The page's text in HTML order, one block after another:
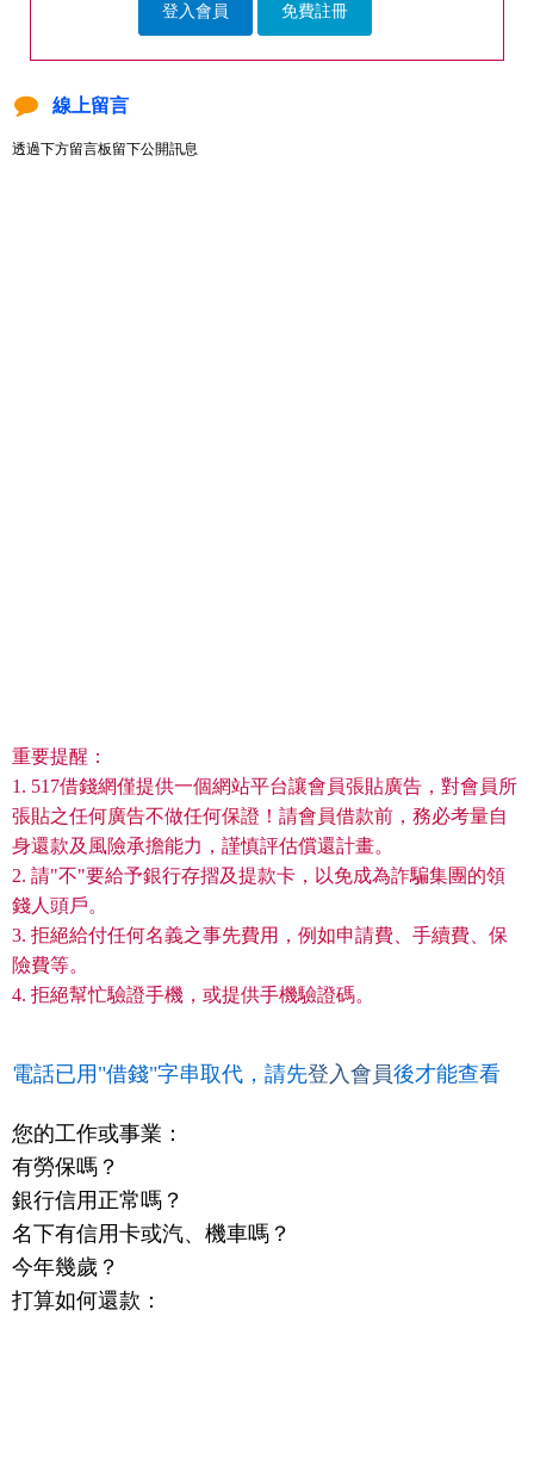
登入會員 免費註冊
線上留言
透過下方留言板留下公開訊息
重要提醒：
1. 517借錢網僅提供一個網站平台讓會員張貼廣告，對會員所
張貼之任何廣告不做任何保證！請會員借款前，務必考量自
身還款及風險承擔能力，謹慎評估償還計畫。
2. 請"不"要給予銀行存摺及提款卡，以免成為詐騙集團的領
錢人頭戶。
3. 拒絕給付任何名義之事先費用，例如申請費、手續費、保
險費等。
4. 拒絕幫忙驗證手機，或提供手機驗證碼。
電話已用"借錢"字串取代，請先登入會員後才能查看
您的工作或事業：
有勞保嗎？
銀行信用正常嗎？
名下有信用卡或汽、機車嗎？
今年幾歲？
打算如何還款：